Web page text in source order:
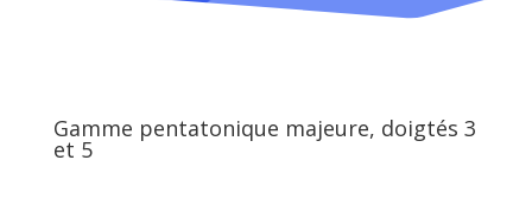
Gamme pentatonique majeure, doigtés 3
et 5